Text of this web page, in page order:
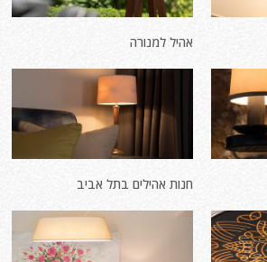
אהיל למנורה
חנות אהילים בתל אביב